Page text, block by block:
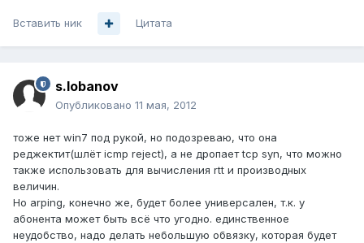
Вставить ник Цитата
s.lobanov
Опубликовано 11 мая, 2012
тоже нет win7 под рукой, но подозреваю, что она
реджектит(шлёт icmp reject), а не дропает tcp syn, что можно
также использовать для вычисления rtt и производных
величин.
Но arping, конечно же, будет более универсален, т.к. у
абонента может быть всё что угодно. единственное
неудобство, надо делать небольшую обвязку, которая будет